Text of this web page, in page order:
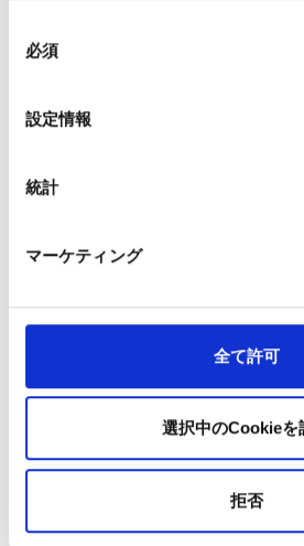
必須
設定情報
統計
マーケティング
全て許可
選択中のCookieを
拒否
JavaScriptについて
当サイトは各ページにJavaScriptを使用し
ブラウザの機能を無効にされている場合
されないことがあります。JavaScriptを
Google Analyticsの利用につ
当サイトでは、Googleによるアクセス
の収集のためにCookieを使用しています
されており、個人を特定するものではあ
この機能はCookieを無効にすることで収
関しての詳細はGoogleアナリティクスサ
をご覧